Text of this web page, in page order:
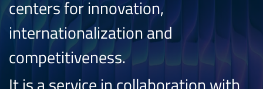
centers for innovation,
internationalization and
competitiveness.